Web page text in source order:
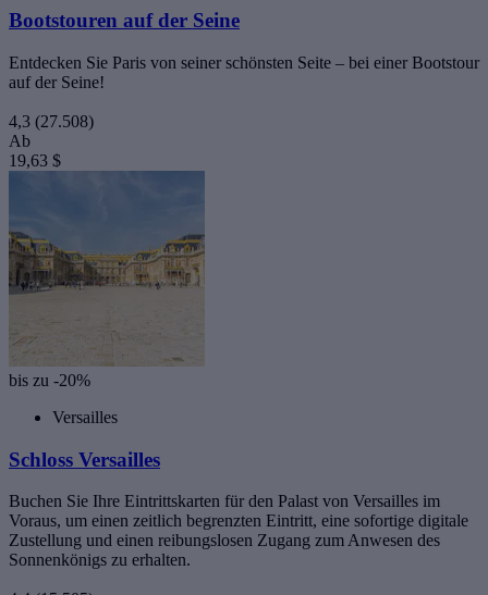
Bootstouren auf der Seine
Entdecken Sie Paris von seiner schönsten Seite – bei einer Bootstour
auf der Seine!
4,3 (27.508)
Ab
19,63 $
bis zu -20%
Versailles
Schloss Versailles
Buchen Sie Ihre Eintrittskarten für den Palast von Versailles im
Voraus, um einen zeitlich begrenzten Eintritt, eine sofortige digitale
Zustellung und einen reibungslosen Zugang zum Anwesen des
Sonnenkönigs zu erhalten.